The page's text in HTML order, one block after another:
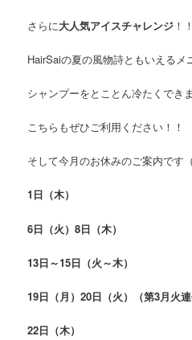
さらに大人気アイスチャレンジ ！！
HairSaiの夏の風物詩ともいえるメ
シャンプーをとことん冷たくでき
こちらもぜひご利用ください！！
そして今月のお休みのご案内です
1日（木）
6日（火）8日（木）
13日～15日（火～木）
19日（月）20日（火）（第3月火連
22日（木）